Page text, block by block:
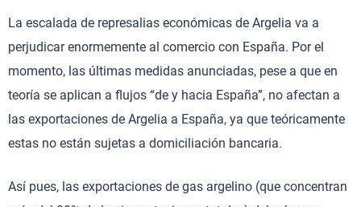
La escalada de represalias económicas de Argelia va a
perjudicar enormemente al comercio con España. Por el
momento, las últimas medidas anunciadas, pese a que en
teoría se aplican a flujos “de y hacia España”, no afectan a
las exportaciones de Argelia a España, ya que teóricamente
estas no están sujetas a domiciliación bancaria.
Así pues, las exportaciones de gas argelino (que concentran